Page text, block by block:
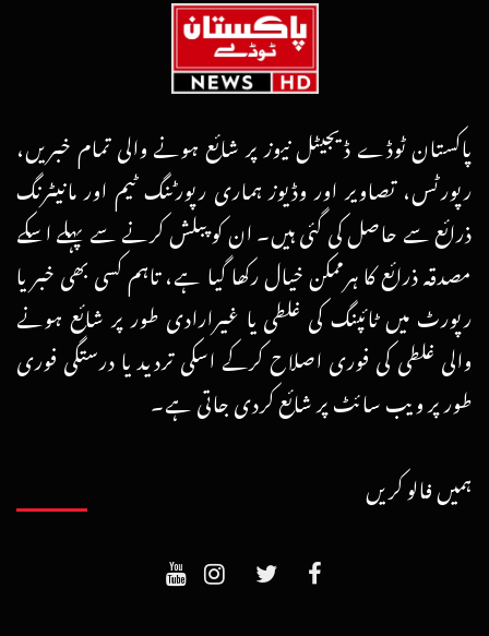
پاکستان ٹوڈے ڈیجیٹل نیوز پر شائع ہونے والی تمام خبریں،
رپورٹس، تصاویر اور وڈیوز ہماری رپورٹنگ ٹیم اور مانیٹرنگ
ذرائع سے حاصل کی گئی ہیں۔ ان کو پبلش کرنے سے پہلے اسکے
مصدقہ ذرائع کا ہرممکن خیال رکھا گیا ہے، تاہم کسی بھی خبر یا
رپورٹ میں ٹائپنگ کی غلطی یا غیرارادی طور پر شائع ہونے
والی غلطی کی فوری اصلاح کرکے اسکی تردید یا درستگی فوری
طور پر ویب سائٹ پر شائع کردی جاتی ہے۔
ہمیں فالو کریں